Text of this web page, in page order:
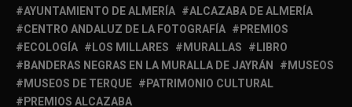
AYUNTAMIENTO DE ALMERÍA
ALCAZABA DE ALMERÍA
CENTRO ANDALUZ DE LA FOTOGRAFÍA
PREMIOS
ECOLOGÍA
LOS MILLARES MURALLAS
LIBRO
BANDERAS NEGRAS EN LA MURALLA DE JAYRÁN
MUSEOS
MUSEOS DE TERQUE
PATRIMONIO CULTURAL
PREMIOS ALCAZABA